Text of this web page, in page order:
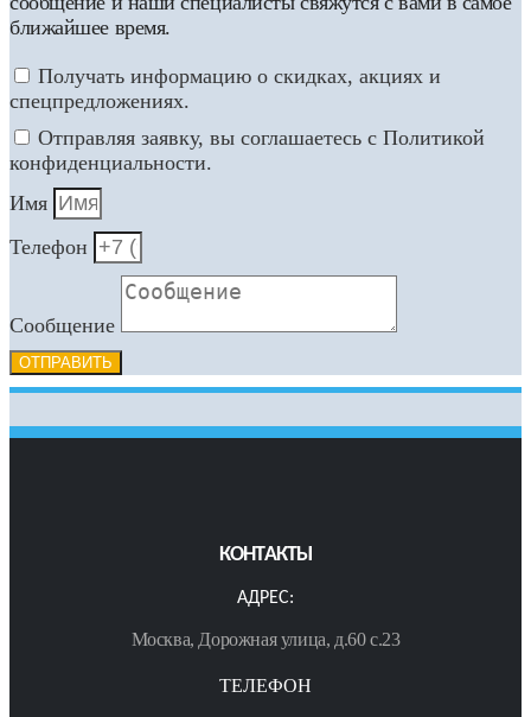
ближайшее время.
Получать информацию о скидках, акциях и
спецпредложениях.
Отправляя заявку, вы соглашаетесь с Политикой
конфиденциальности.
Имя
Телефон
Сообщение
ОТПРАВИТЬ
КОНТАКТЫ
АДРЕС:
Москва, Дорожная улица, д.60 с.23
ТЕЛЕФОН